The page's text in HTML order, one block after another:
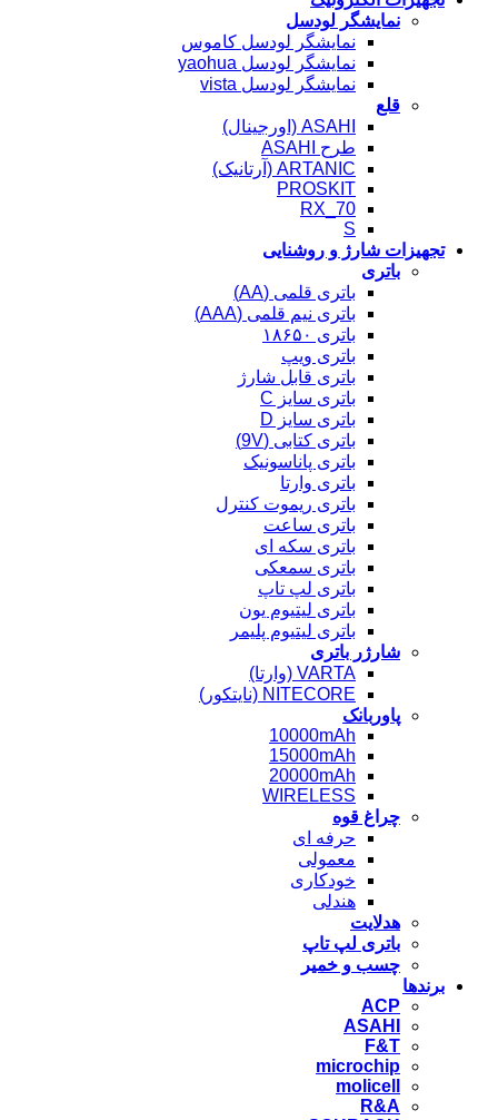
نمایشگر لودسل
نمایشگر لودسل کاموس
نمایشگر لودسل yaohua
نمایشگر لودسل vista
قلع
ASAHI (اورجینال)
طرح ASAHI
ARTANIC (آرتانیک)
PROSKIT
RX_70
S
تجهیزات شارژ و روشنایی
باتری
باتری قلمی (AA)
باتری نیم قلمی (AAA)
باتری ۱۸۶۵۰
باتری ویپ
باتری قابل شارژ
باتری سایز C
باتری سایز D
باتری کتابی (9V)
باتری پاناسونیک
باتری وارتا
باتری ریموت کنترل
باتری ساعت
باتری سکه ای
باتری سمعکی
باتری لپ تاپ
باتری لیتیوم یون
باتری لیتیوم پلیمر
شارژر باتری
VARTA (وارتا)
NITECORE (نایتکور)
پاوربانک
10000mAh
15000mAh
20000mAh
WIRELESS
چراغ قوه
حرفه ای
معمولی
خودکاری
هندلی
هدلایت
باتری لپ تاپ
چسب و خمیر
برندها
ACP
ASAHI
F&T
microchip
molicell
R&A